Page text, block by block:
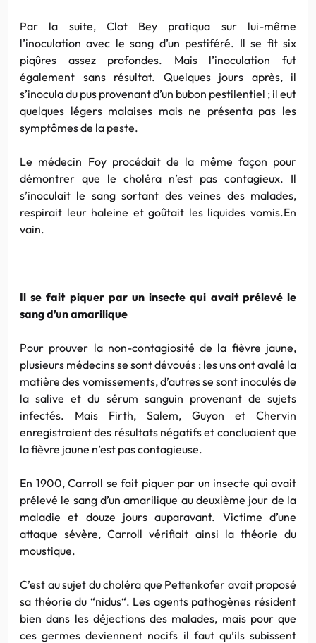
Par la suite, Clot Bey pratiqua sur lui-même
l’inoculation avec le sang d’un pestiféré. Il se fit six
piqûres assez profondes. Mais l’inoculation fut
également sans résultat. Quelques jours après, il
s’inocula du pus provenant d’un bubon pestilentiel ; il eut
quelques légers malaises mais ne présenta pas les
symptômes de la peste.
Le médecin Foyprocédait de la même façon pour
démontrer que le choléra n’est pas contagieux. Il
s’inoculait le sang sortant des veines des malades,
respirait leur haleine et goûtait les liquides vomis.En
vain.
Il se fait piquer par un insecte qui avait prélevé le
sang d’unamarilique
Pour prouver la non-contagiosité de la fièvre jaune,
plusieurs médecins se sont dévoués : les uns ont avalé la
matière des vomissements, d’autres se sont inoculés de
la salive et du sérum sanguin provenant de sujets
infectés. Mais Firth, Salem, Guyon et Chervin
enregistraient des résultats négatifs et concluaient que
la fièvre jaune n’est pas contagieuse.
En 1900, Carroll se fait piquer par un insecte qui avait
prélevé le sang d’unamarilique au deuxième jour de la
maladie et douze jours auparavant. Victime d’une
attaque sévère,Carroll vérifiait ainsi la théorie du
moustique.
C’est au sujet du choléra que Pettenkofer avait proposé
sa théorie du “nidus“. Les agents pathogènes résident
bien dans les déjections des malades, mais pour que
ces germes deviennent nocifs il faut qu’ils subissent